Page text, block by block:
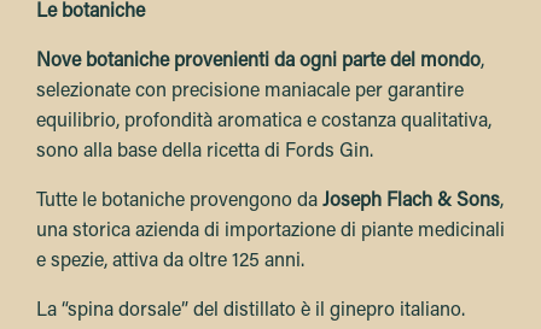
Le botaniche
Nove botaniche provenienti da ogni parte del mondo,
selezionate con precisione maniacale per garantire
equilibrio, profondità aromatica e costanza qualitativa,
sono alla base della ricetta di Fords Gin.
Tutte le botaniche provengono da Joseph Flach & Sons,
una storica azienda di importazione di piante medicinali
e spezie, attiva da oltre 125 anni.
La “spina dorsale” del distillato è il ginepro italiano.